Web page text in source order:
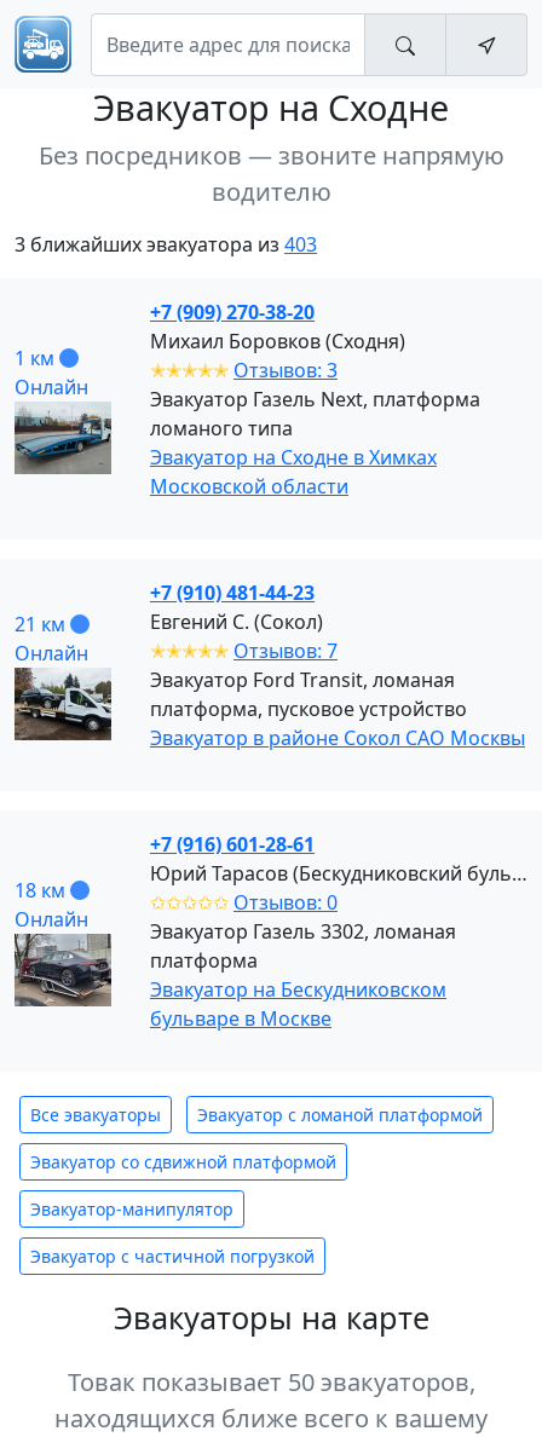
Эвакуатор на Сходне
Без посредников — звоните напрямую
водителю
3 ближайших эвакуатора из 403
1 км
Онлайн
+7 (909) 270-38-20
Михаил Боровков (Сходня)
✭✭✭✭✭ Отзывов: 3
Эвакуатор Газель Next, платформа
ломаного типа
Эвакуатор на Сходне в Химках
Московской области
21 км
Онлайн
+7 (910) 481-44-23
Евгений С. (Сокол)
✭✭✭✭✭ Отзывов: 7
Эвакуатор Ford Transit, ломаная
платформа, пусковое устройство
Эвакуатор в районе Сокол САО Москвы
18 км
Онлайн
+7 (916) 601-28-61
Юрий Тарасов (Бескудниковский бульвар)
✩✩✩✩✩ Отзывов: 0
Эвакуатор Газель 3302, ломаная
платформа
Эвакуатор на Бескудниковском
бульваре в Москве
Все эвакуаторы Эвакуатор с ломаной платформой
Эвакуатор со сдвижной платформой
Эвакуатор-манипулятор
Эвакуатор с частичной погрузкой
Эвакуаторы на карте
Товак показывает 50 эвакуаторов,
находящихся ближе всего к вашему